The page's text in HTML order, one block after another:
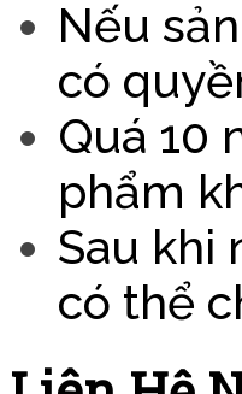
Nếu
có
Quá 10
phẩm
Sau khi
có thể